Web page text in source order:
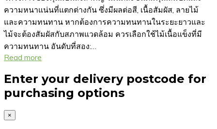
ความหนาแน่นที่แตกต่างกัน ซึ่งมีผลต่อสี, เนื้อสัมผัส, ลายไม้
และความทนทาน หากต้องการความทนทานในระยะยาวและ
ไม้จะต้องสัมผัสกับสภาพแวดล้อม ควรเลือกใช้ไม้เนื้อแข็งที่มี
ความทนทาน อันดับที่สอง:…
Read more
Enter your delivery postcode for
purchasing options
×